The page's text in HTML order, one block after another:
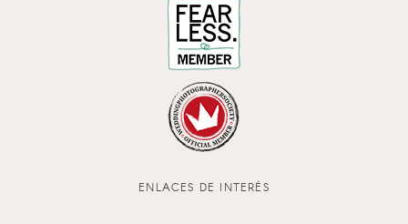
ENLACES DE INTERÉS